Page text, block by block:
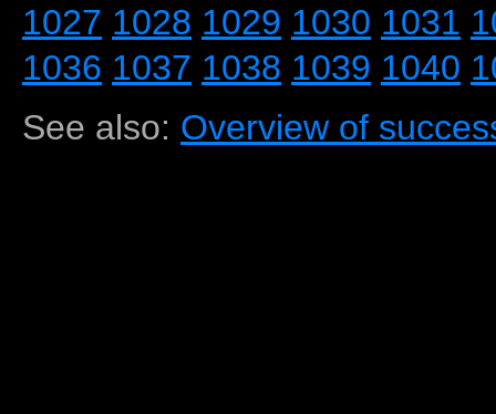
1027 1028 1029 1030 1031
1036 1037 1038 1039 1040
See also: Overview of